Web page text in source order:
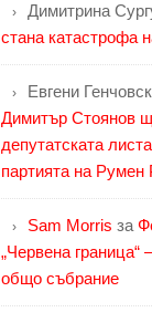
Димитрина
стана катастрофа
Евгени
Димитър Стоянов
депутатската
партията на Румен
Sam Morris за
„Червена граница“
общо събрание